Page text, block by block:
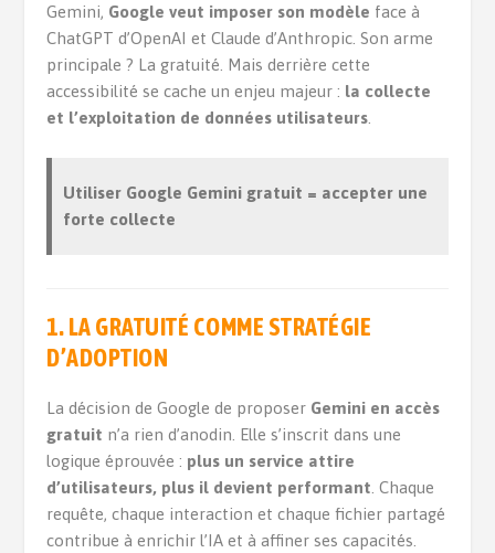
Gemini, Google veut imposer son modèle face à
ChatGPT d’OpenAI et Claude d’Anthropic. Son arme
principale ? La gratuité. Mais derrière cette
accessibilité se cache un enjeu majeur : la collecte
et l’exploitation de données utilisateurs
Utiliser Google Gemini gratuit = accepter une
forte collecte
1.LA GRATUITÉ COMME STRATÉGIE
D’ADOPTION
La décision de Google de proposer Gemini en accès
gratuit n’a rien d’anodin. Elle s’inscrit dans une
logique éprouvée : plus un service attire
d’utilisateurs, plus il devient performant . Chaque
requête, chaque interaction et chaque fichier partagé
contribue à enrichir l’IA et à affiner ses capacités.